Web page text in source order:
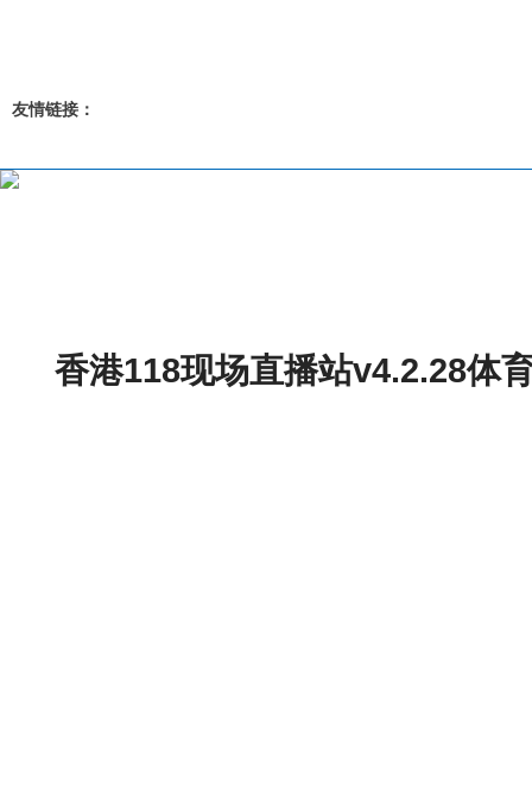
友情链接：
香港118现场直播站v4.2.28体